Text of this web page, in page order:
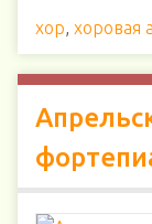
хор, хоровая